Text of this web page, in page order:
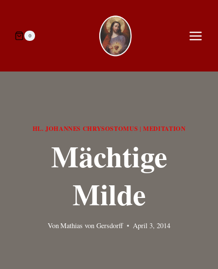
springen0
HL. JOHANNES CHRYSOSTOMUS |MEDITATION
Mächtige
Milde
VonMathias von Gersdorff April 3, 2014